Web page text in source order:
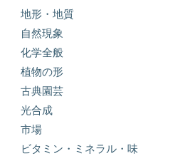
地形・地質
自然現象
化学全般
植物の形
古典園芸
光合成
市場
ビタミン・ミネラル・味